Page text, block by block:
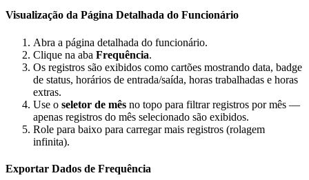
Visualização da Página Detalhada do Funcionário
Abra a página detalhada do funcionário.
Clique na aba Frequência.
Os registros são exibidos como cartões mostrando data, badge
de status, horários de entrada/saída, horas trabalhadas e horas
extras.
Use o seletor de mês no topo para filtrar registros por mês —
apenas registros do mês selecionado são exibidos.
Role para baixo para carregar mais registros (rolagem
infinita).
Exportar Dados de Frequência